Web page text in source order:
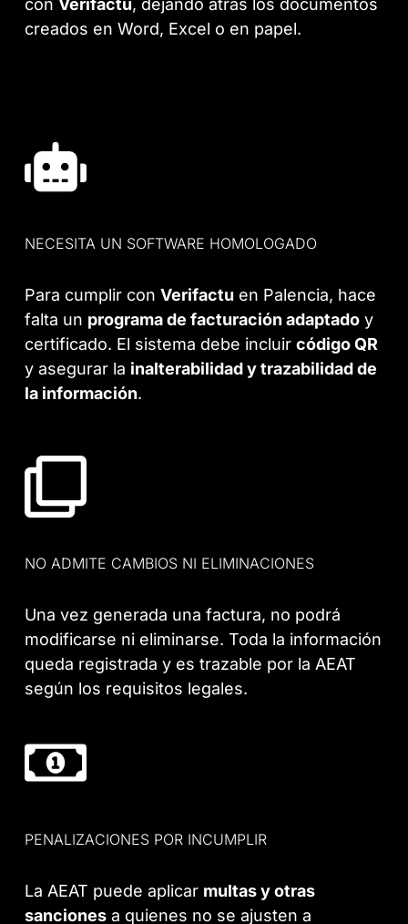
con Verifactu, dejando atrás los documentos
creados en Word, Excel o en papel.
NECESITA UN SOFTWARE HOMOLOGADO
Para cumplir conVerifactu en Palencia, hace
falta un programa de facturación adaptado y
certificado. El sistema debe incluircódigo QR
y asegurar la inalterabilidad y trazabilidad de
la información.
NO ADMITE CAMBIOS NI ELIMINACIONES
Una vez generada una factura, no podrá
modificarse ni eliminarse. Toda la información
queda registrada y es trazable por la AEAT
según los requisitos legales.
PENALIZACIONES POR INCUMPLIR
La AEAT puede aplicar multas y otras
sanciones a quienes no se ajusten a